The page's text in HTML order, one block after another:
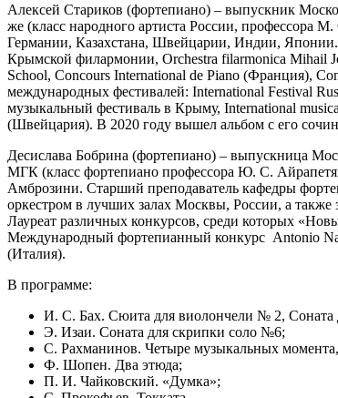
Алексей Стариков (фортепиано) – выпускник
же (класс народного артиста России, профессора
Германии, Казахстана, Швейцарии, Индии,
Крымской филармонии, Orchestra filarmonica Mihail
School, Concours International de Piano (Франция),
международных фестивалей: International Festival
музыкальный фестиваль в Крыму, International
(Швейцария). В 2020 году вышел альбом с его
Десислава Бобрина (фортепиано) – выпускница
МГК (класс фортепиано профессора Ю. С.
Амброзини. Старший преподаватель кафедры
оркестром в лучших залах Москвы, России, а также
Лауреат различных конкурсов, среди которых
Международный фортепианный конкурс Аntonio
(Италия).
В программе:
И. С. Бах. Сюита для виолончели № 2, Соната
Э. Изаи. Соната для скрипки соло №6;
С. Рахманинов. Четыре музыкальных
Ф. Шопен. Два этюда;
П. И. Чайковский. «Думка»;